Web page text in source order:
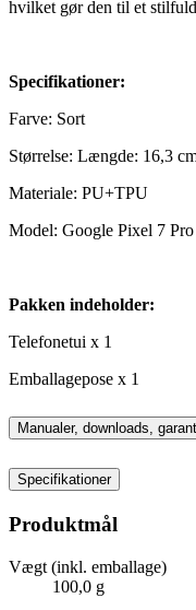
hvilket gør den til et
Specifikationer:
Farve: Sort
Størrelse: Længde: 16,3
Materiale: PU+TPU
Model: Google Pixel 7 Pro
Pakken indeholder:
Telefonetui x 1
Emballagepose x 1
Manualer, downloads,
Specifikationer
Produktmål
Vægt (inkl. emballage)
100,0 g